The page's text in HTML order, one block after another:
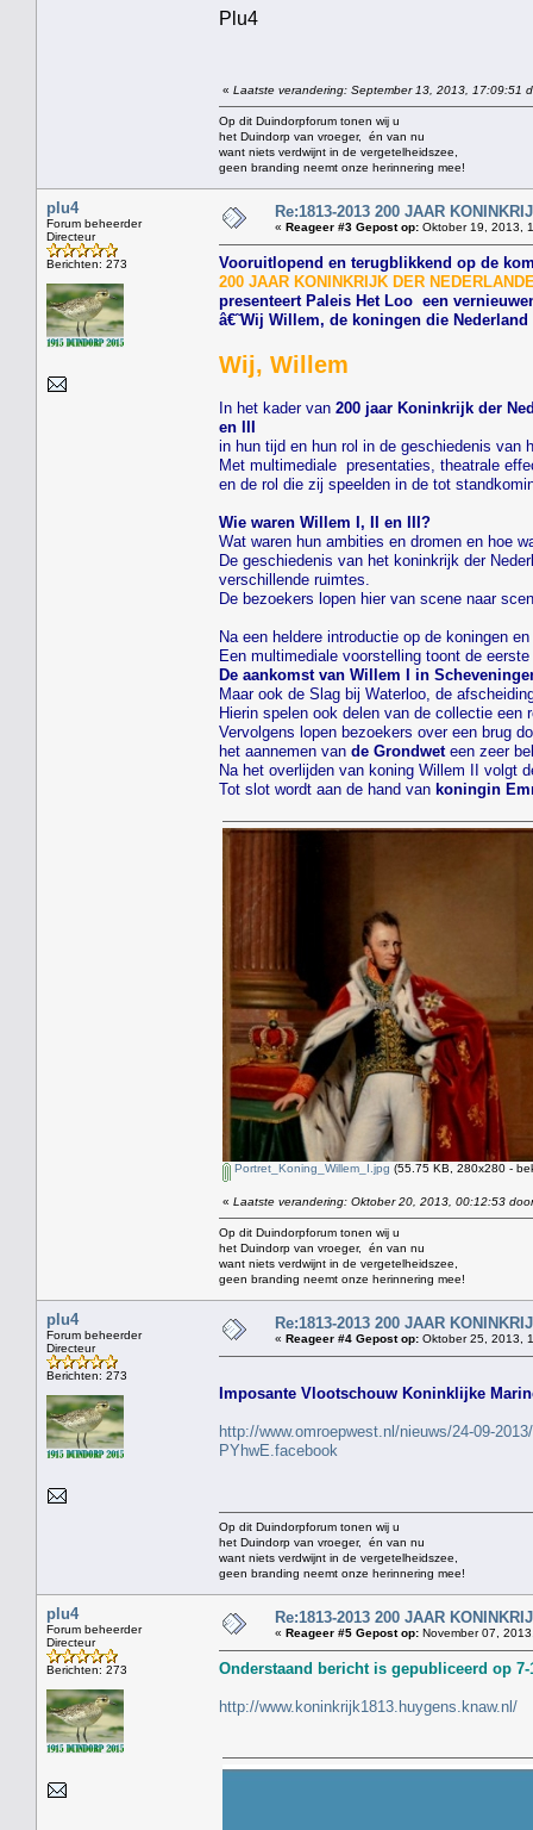
Plu4
« Laatste verandering: September 13, 2013, 17:09:51
Op dit Duindorpforum tonen wij u
het Duindorp van vroeger, én van nu
want niets verdwijnt in de vergetelheidszee,
geen branding neemt onze herinnering mee!
plu4
Forum beheerder
Directeur
Berichten: 273
Re:1813-2013 200 JAAR
« Reageer #3 Gepost op: Oktober 19, 2013,
Vooruitlopend en terugblikkend op de
200 JAAR KONINKRIJK DER
presenteert Paleis Het Loo een
â€˜Wij Willem, de koningen die
Wij, Willem
In het kader van 200 jaar Koninkrijk der
en III
in hun tijd en hun rol in de geschiedenis van
Met multimediale presentaties, theatrale
en de rol die zij speelden in de tot
Wie waren Willem I, II en III?
Wat waren hun ambities en dromen en hoe
De geschiedenis van het koninkrijk der
verschillende ruimtes.
De bezoekers lopen hier van scene naar
Na een heldere introductie op de koningen
Een multimediale voorstelling toont de
De aankomst van Willem I in
Maar ook de Slag bij Waterloo, de
Hierin spelen ook delen van de collectie een
Vervolgens lopen bezoekers over een brug
het aannemen van de Grondweteen zeer
Na het overlijden van koning Willem II volgt
Tot slot wordt aan de hand van koningin
Portret_Koning_Willem_I.jpg (55.75 KB, 280x280 -
« Laatste verandering: Oktober 20, 2013, 00:12:53
Op dit Duindorpforum tonen wij u
het Duindorp van vroeger, én van nu
want niets verdwijnt in de vergetelheidszee,
geen branding neemt onze herinnering mee!
plu4
Forum beheerder
Directeur
Berichten: 273
Re:1813-2013 200 JAAR
« Reageer #4 Gepost op: Oktober 25, 2013,
Imposante Vlootschouw Koninklijke
http://www.omroepwest.nl/nieuws/24-09-
PYhwE.facebook
Op dit Duindorpforum tonen wij u
het Duindorp van vroeger, én van nu
want niets verdwijnt in de vergetelheidszee,
geen branding neemt onze herinnering mee!
plu4
Forum beheerder
Directeur
Berichten: 273
Re:1813-2013 200 JAAR
« Reageer #5 Gepost op: November 07,
Onderstaand bericht is gepubliceerd op 7-
http://www.koninkrijk1813.huygens.knaw.nl/